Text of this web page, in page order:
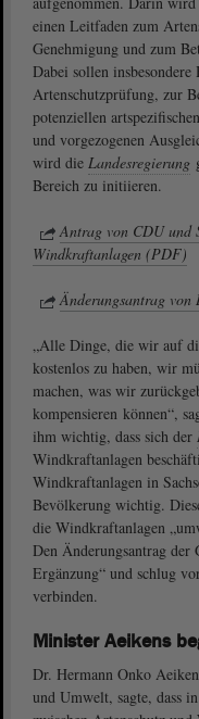
einen Leitfaden zum
Genehmigung und zum
Dabei sollen
Artenschutzprüfung, zur
potenziellen
und vorgezogenen
wird die Landesregierung
Bereich zu initiieren.
Antrag von CDU und
Windkraftanlagen (PDF)
Änderungsantrag
„Alle Dinge, die wir auf
kostenlos zu haben, wir
machen, was wir
kompensieren können“,
ihm wichtig, dass sich der
Windkraftanlagen
Windkraftanlagen in
Bevölkerung wichtig.
die Windkraftanlagen
Den Änderungsantrag der
Ergänzung“ und schlug
verbinden.
Minister Aeikens
Dr. Hermann Onko
und Umwelt, sagte, dass